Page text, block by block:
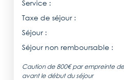
Service :
Taxe de séjour :
Séjour :
Séjour non remboursable :
Caution de 800€ par empreinte
avant le début du séjour